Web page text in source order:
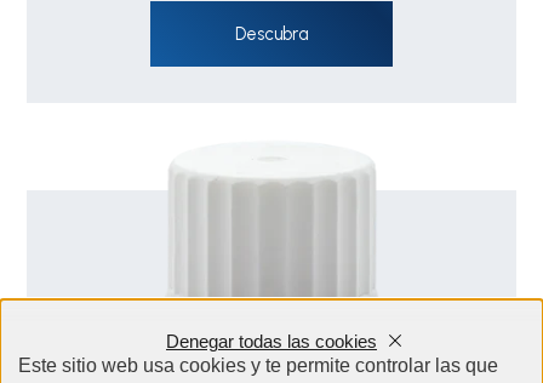
Descubra
Este sitio web usa cookies y te permite controlar las que
Denegar todas las cookies